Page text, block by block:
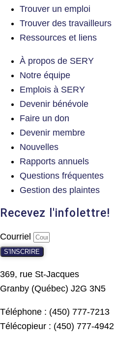
Trouver un emploi
Trouver des travailleurs
Ressources et liens
À propos de SERY
Notre équipe
Emplois à SERY
Devenir bénévole
Faire un don
Devenir membre
Nouvelles
Rapports annuels
Questions fréquentes
Gestion des plaintes
Recevez l'infolettre!
Courriel
S'INSCRIRE
369, rue St-Jacques
Granby (Québec) J2G 3N5
Téléphone : (450) 777-7213
Télécopieur : (450) 777-4942